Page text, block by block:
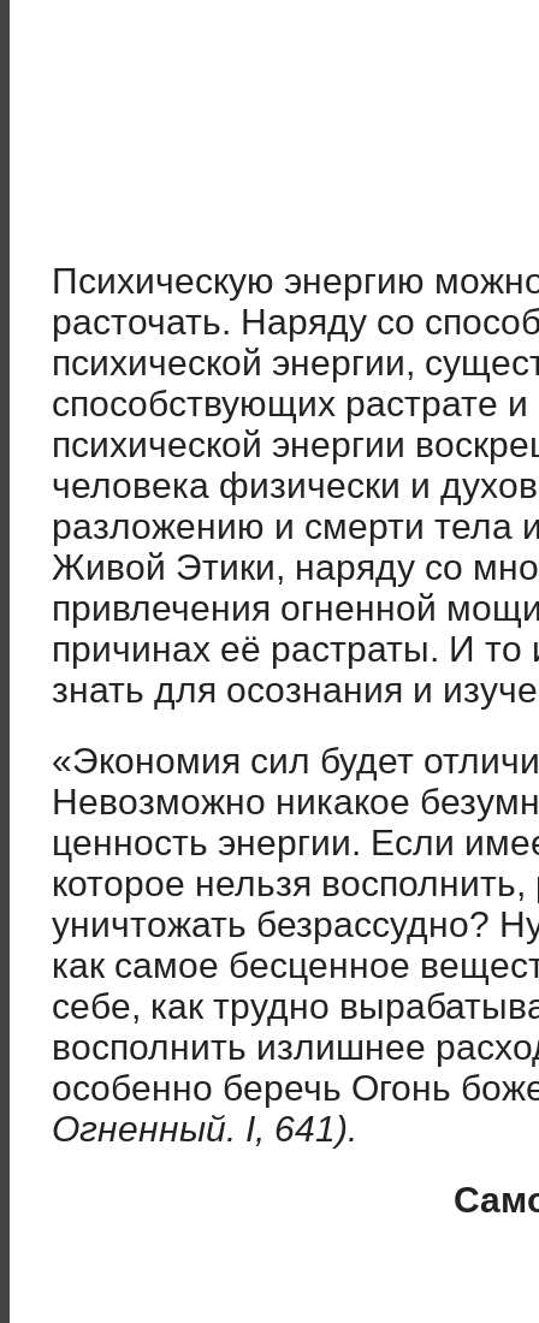
Психическую энергию
расточать. Наряду со
психической энергии,
способствующих растрате
психической энергии
человека физически и
разложению и смерти тела
Живой Этики, наряду со
привлечения огненной
причинах её растраты. И то
знать для осознания и
«Экономия сил будет
Невозможно никакое
ценность энергии. Если
которое нельзя
уничтожать безрассудно?
как самое бесценное
себе, как трудно
восполнить излишнее
особенно беречь Огонь
Огненный. I, 641).